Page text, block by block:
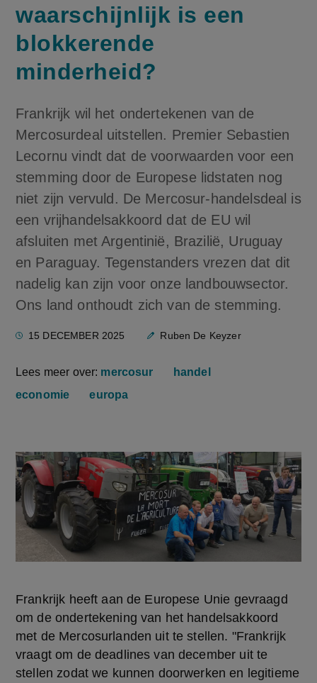
waarschijnlijk is een
blokkerende
minderheid?
Frankrijk wil het ondertekenen van de
Mercosurdeal uitstellen. Premier Sebastien
Lecornu vindt dat de voorwaarden voor een
stemming door de Europese lidstaten nog
niet zijn vervuld. De Mercosur-handelsdeal is
een vrijhandelsakkoord dat de EU wil
afsluiten met Argentinië, Brazilië, Uruguay
en Paraguay. Tegenstanders vrezen dat dit
nadelig kan zijn voor onze landbouwsector.
Ons land onthoudt zich van de stemming.
15 DECEMBER 2025 Ruben De Keyzer
Lees meer over: mercosur
handel
economie
europa
Frankrijk heeft aan de Europese Unie gevraagd
om de ondertekening van het handelsakkoord
met de Mercosurlanden uit te stellen. "Frankrijk
vraagt om de deadlines van december uit te
stellen zodat we kunnen doorwerken en legitieme